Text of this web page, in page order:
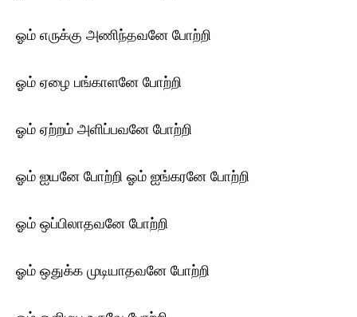
ஓம் எருக்கு அணிந்தவனே போற்றி
ஓம் ஏழை பங்காளனே போற்றி
ஓம் ஏற்றம் அளிப்பவனே போற்றி
ஓம் ஐயனே போற்றி ஓம் ஐங்கரனே போற்றி
ஓம் ஒப்பிலாதவனே போற்றி
ஓம் ஒதுக்க முடியாதவனே போற்றி